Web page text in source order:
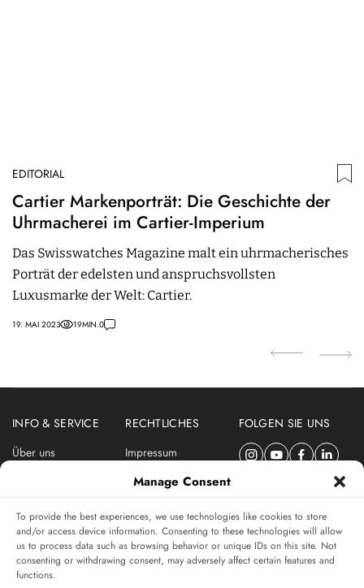
Manage Consent
To provide the best experiences, we use technologies like cookies to store
and/or access device information. Consenting to these technologies will allow
us to process data such as browsing behavior or unique IDs on this site. Not
consenting or withdrawing consent, may adversely affect certain features and
functions.
EDITORIAL
Cartier Markenporträt: Die Geschichte der
Uhrmacherei im Cartier-Imperium
Das Swisswatches Magazine malt ein uhrmacherisches
Porträt der edelsten und anspruchsvollsten
Luxusmarke der Welt: Cartier.
19. MAI 2023 19MIN.0
INFO & SERVICE
Über uns
RECHTLICHES
Impressum
Datenschutzerklärung
FOLGEN SIE UNS
ABONNIEREN SIE DEN SWISSWATCHES NEWSLETTER
Das unabhängige Magazin für Uhren-Connaisseurs